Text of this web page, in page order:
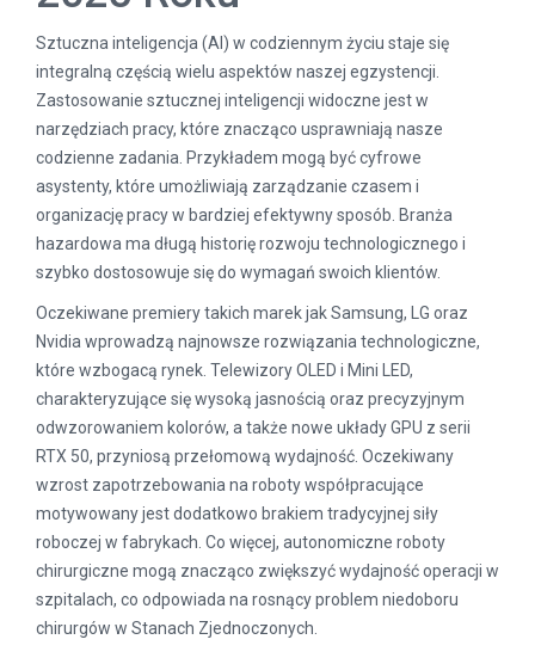
Sztuczna inteligencja (AI) w codziennym życiu staje się
integralną częścią wielu aspektów naszej egzystencji.
Zastosowanie sztucznej inteligencji widoczne jest w
narzędziach pracy, które znacząco usprawniają nasze
codzienne zadania. Przykładem mogą być cyfrowe
asystenty, które umożliwiają zarządzanie czasem i
organizację pracy w bardziej efektywny sposób. Branża
hazardowa ma długą historię rozwoju technologicznego i
szybko dostosowuje się do wymagań swoich klientów.
Oczekiwane premiery takich marek jak Samsung, LG oraz
Nvidia wprowadzą najnowsze rozwiązania technologiczne,
które wzbogacą rynek. Telewizory OLED i Mini LED,
charakteryzujące się wysoką jasnością oraz precyzyjnym
odwzorowaniem kolorów, a także nowe układy GPU z serii
RTX 50, przyniosą przełomową wydajność. Oczekiwany
wzrost zapotrzebowania na roboty współpracujące
motywowany jest dodatkowo brakiem tradycyjnej siły
roboczej w fabrykach. Co więcej, autonomiczne roboty
chirurgiczne mogą znacząco zwiększyć wydajność operacji w
szpitalach, co odpowiada na rosnący problem niedoboru
chirurgów w Stanach Zjednoczonych.